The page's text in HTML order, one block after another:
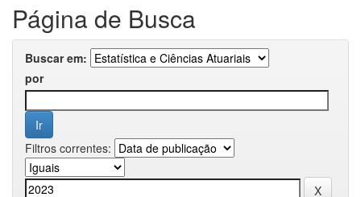
Página de Busca
Buscar em:
por
Filtros correntes: